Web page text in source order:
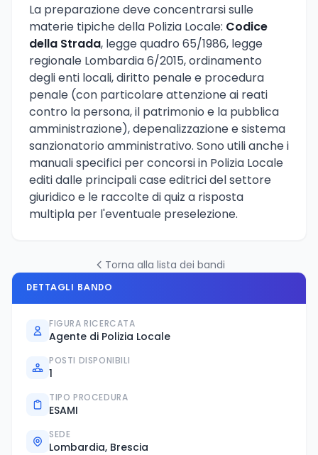
La preparazione deve concentrarsi sulle
materie tipiche della Polizia Locale: Codice
della Strada, legge quadro 65/1986, legge
regionale Lombardia 6/2015, ordinamento
degli enti locali, diritto penale e procedura
penale (con particolare attenzione ai reati
contro la persona, il patrimonio e la pubblica
amministrazione), depenalizzazione e sistema
sanzionatorio amministrativo. Sono utili anche i
manuali specifici per concorsi in Polizia Locale
editi dalle principali case editrici del settore
giuridico e le raccolte di quiz a risposta
multipla per l'eventuale preselezione.
Torna alla lista dei bandi
DETTAGLI BANDO
FIGURA RICERCATA
Agente di Polizia Locale
POSTI DISPONIBILI
1
TIPO PROCEDURA
ESAMI
SEDE
Lombardia, Brescia